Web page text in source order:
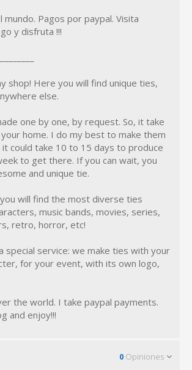
mundo. Pagos por paypal. Visita
y disfruta !!!
shop! Here you will find unique ties,
else.
one by one, by request. So, it take
home. I do my best to make them
it could take 10 to 15 days to produce
to get there. If you can wait, you
and unique tie.
will find the most diverse ties
music bands, movies, series,
retro, horror, etc!
special service: we make ties with your
for your event, with its own logo,
the world. I take paypal payments.
and enjoy!!!
0 Opiniones